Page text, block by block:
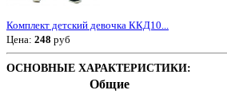
Комплект детский девочка ККД10...
Цена: 248 руб
ОСНОВНЫЕ ХАРАКТЕРИСТИКИ:
Общие